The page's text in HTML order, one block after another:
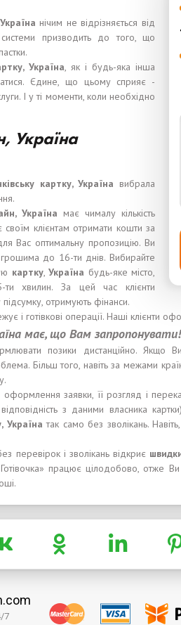
нічим не відрізняється від
системи призводить до того, що
Україна, як і будь-яка інша
Єдине, що цьому сприяє -
І у ті моменти, коли необхідно
Україна
картку, Україна вибрала
Україна має чималу кількість
клієнтам отримати кошти за
Вас оптимальну пропозицію. Ви
до 16-ти днів. Вибирайте
картку,Україна будь-яке місто,
хвилин. За цей час клієнти
отримують фінанси.
і готівкові операції. Наші клієнти
має, що Вам запропонувати!
позики дистанційно. Якщо
Більш того, навіть за межами
заявки, її розгляд і
з даними власника
Українатак само без зволікань.
перевірок і зволікань відкриє
працює цілодобово, отже
7